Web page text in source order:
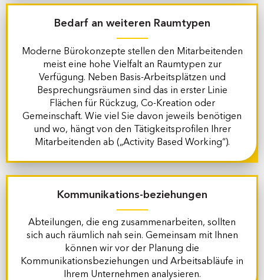
Bedarf an weiteren Raumtypen
Moderne Bürokonzepte stellen den Mitarbeitenden
meist eine hohe Vielfalt an Raumtypen zur
Verfügung. Neben Basis-Arbeitsplätzen und
Besprechungsräumen sind das in erster Linie
Flächen für Rückzug, Co-Kreation oder
Gemeinschaft. Wie viel Sie davon jeweils benötigen
und wo, hängt von den Tätigkeitsprofilen Ihrer
Mitarbeitenden ab („Activity Based Working“).
Kommunikations- beziehungen
Abteilungen, die eng zusammenarbeiten, sollten
sich auch räumlich nah sein. Gemeinsam mit Ihnen
können wir vor der Planung die
Kommunikationsbeziehungen und Arbeitsabläufe in
Ihrem Unternehmen analysieren.